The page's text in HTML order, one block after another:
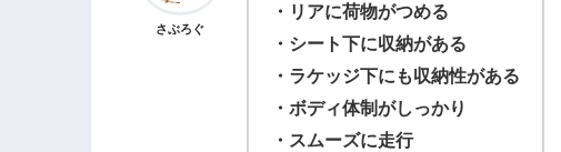
さぶろぐ
・リアに荷物がつめる
・シート下に収納がある
・ラケッジ下にも収納性がある
・ボディ体制がしっかり
・スムーズに走行